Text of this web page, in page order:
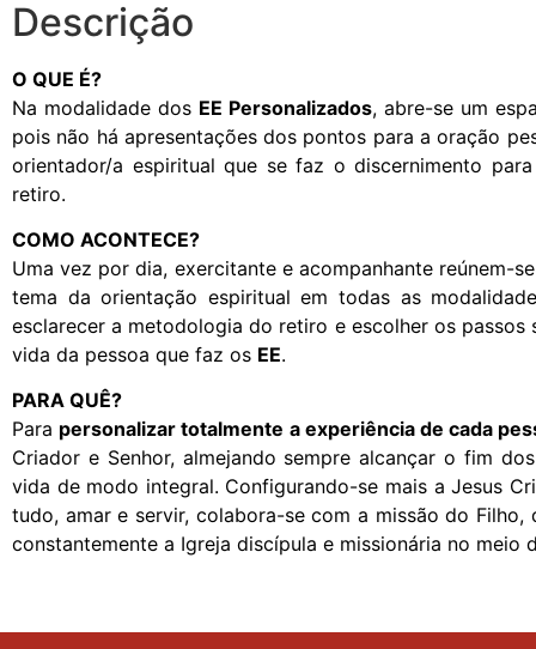
Descrição
O QUE É?
Na modalidade dos EE Personalizados, abre-se um
pois não há apresentações dos pontos para a oração
orientador/a espiritual que se faz o discernimento
retiro.
COMO ACONTECE?
Uma vez por dia, exercitante e acompanhante reúnem-
tema da orientação espiritual em todas as
esclarecer a metodologia do retiro e escolher os
vida da pessoa que faz os EE.
PARA QUÊ?
Para personalizar totalmente a experiência de cada
Criador e Senhor, almejando sempre alcançar o fim
vida de modo integral. Configurando-se mais a Jesus
tudo, amar e servir, colabora-se com a missão do
constantemente a Igreja discípula e missionária no meio